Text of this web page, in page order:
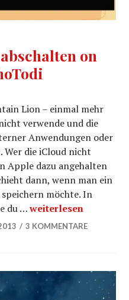
on
Lion – einmal mehr
verwende und die
Anwendungen oder
Wer die iCloud nicht
Apple dazu angehalten
dann, wenn man ein
möchte. In
du …iCloud Speichern
weiterlesen
3 KOMMENTARE